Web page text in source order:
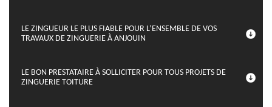
LE ZINGUEUR LE PLUS FIABLE POUR L’ENSEMBLE DE VOS
TRAVAUX DE ZINGUERIE À ANJOUIN
LE BON PRESTATAIRE À SOLLICITER POUR TOUS PROJETS DE
ZINGUERIE TOITURE